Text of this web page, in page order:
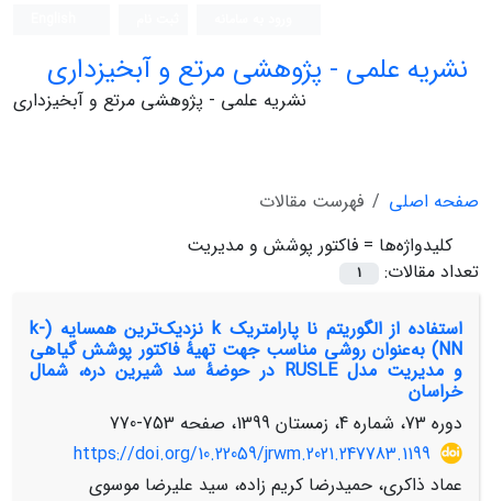
نشریه علمی - پژوهشی مرتع و آبخیزداری
نشریه علمی - پژوهشی مرتع و آبخیزداری
صفحه اصلی
فهرست مقالات
کلیدواژه‌ها = فاکتور پوشش و مدیریت
تعداد مقالات:
1
‌‌‌استفاده از الگوریتم نا پارامتریک k نزدیک‌ترین همسایه (k-
NN) به‌عنوان روشی مناسب جهت تهیۀ فاکتور پوشش گیاهی
و مدیریت مدل RUSLE در حوضۀ سد شیرین دره، شمال
خراسان
دوره 73، شماره 4، زمستان 1399، صفحه
753-770
https://doi.org/10.22059/jrwm.2021.247783.1199
عماد ذاکری، حمیدرضا کریم زاده، سید علیرضا موسوی